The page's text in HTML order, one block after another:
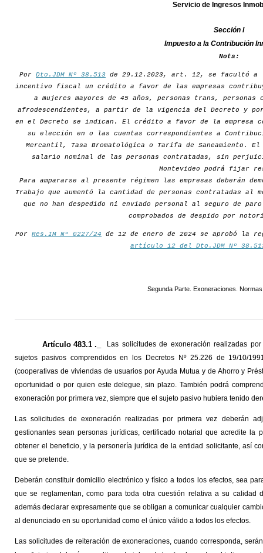
Servicio de Ingresos
Sección I
Impuesto a la Contribución
Nota:
Por Dto.JDM Nº 38.513 de 29.12.2023, art. 12, se facultó a
incentivo fiscal un crédito a favor de las empresas
a mujeres mayores de 45 años, personas trans,
afrodescendientes, a partir de la vigencia del Decreto y
en el Decreto se indican. El crédito a favor de la empresa
su elección en o las cuentas correspondientes a
Mercantil, Tasa Bromatológica o Tarifa de Saneamiento.
salario nominal de las personas contratadas, sin
Montevideo podrá fijar
Para ampararse al presente régimen las empresas deberán
Trabajo que aumentó la cantidad de personas contratadas
que no han despedido ni enviado personal al seguro de
comprobados de despido por
Por Res.IM Nº 0227/24 de 12 de enero de 2024 se aprobó la
artículo 12 del Dto.JDM Nº
Segunda Parte. Exoneraciones.
Artículo 483.1 ._
Las solicitudes de exoneración realizadas
sujetos pasivos comprendidos en los Decretos Nº 25.226 de 19/10/
(cooperativas de viviendas de usuarios por Ayuda Mutua y de Ahorro y
oportunidad o por quien este delegue, sin plazo. También podrá
exoneración por primera vez, siempre que el sujeto pasivo hubiera tenido
Las solicitudes de exoneración realizadas por primera vez deberán
gestionantes sean personas jurídicas, certificado notarial que acredite
obtener el beneficio, y la personería jurídica de la entidad solicitante, así
que se pretende.
Deberán constituir domicilio electrónico y físico a todos los efectos, sea
que se reglamentan, como para toda otra cuestión relativa a su calidad
además declarar expresamente que se obligan a comunicar cualquier
al denunciado en su oportunidad como el único válido a todos los efectos.
Las solicitudes de reiteración de exoneraciones, cuando corresponda,